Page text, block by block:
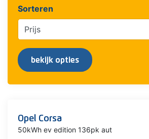
Sorteren
bekijk opties
Opel Corsa
50kWh ev edition 136pk aut